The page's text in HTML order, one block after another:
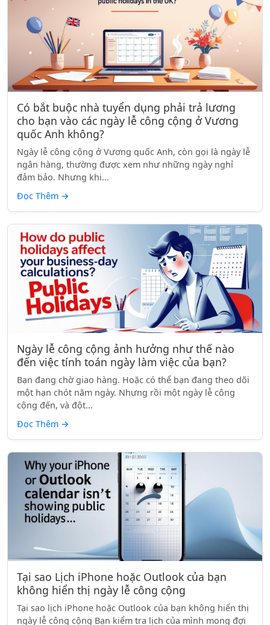
Có bắt buộc nhà tuyển dụng phải trả lương
cho bạn vào các ngày lễ công cộng ở Vương
quốc Anh không?
Ngày lễ công cộng ở Vương quốc Anh, còn gọi là ngày lễ
ngân hàng, thường được xem như những ngày nghỉ
đảm bảo. Nhưng khi...
Đọc Thêm →
Ngày lễ công cộng ảnh hưởng như thế nào
đến việc tính toán ngày làm việc của bạn?
Bạn đang chờ giao hàng. Hoặc có thể bạn đang theo dõi
một hạn chót năm ngày. Nhưng rồi một ngày lễ công
cộng đến, và đột...
Đọc Thêm →
Tại sao Lịch iPhone hoặc Outlook của bạn
không hiển thị ngày lễ công cộng
Tại sao lịch iPhone hoặc Outlook của bạn không hiển thị
ngày lễ công cộng Bạn kiểm tra lịch của mình mong đợi